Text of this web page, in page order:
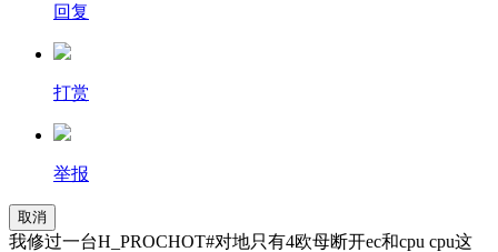
回复
打赏
举报
取消
我修过一台H_PROCHOT#对地只有4欧母断开ec和cpu cpu这